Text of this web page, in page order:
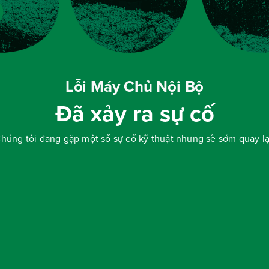
Lỗi Máy Chủ Nội Bộ
Đã xảy ra sự cố
tôi đang gặp một số sự cố kỹ thuật nhưng sẽ sớm quay